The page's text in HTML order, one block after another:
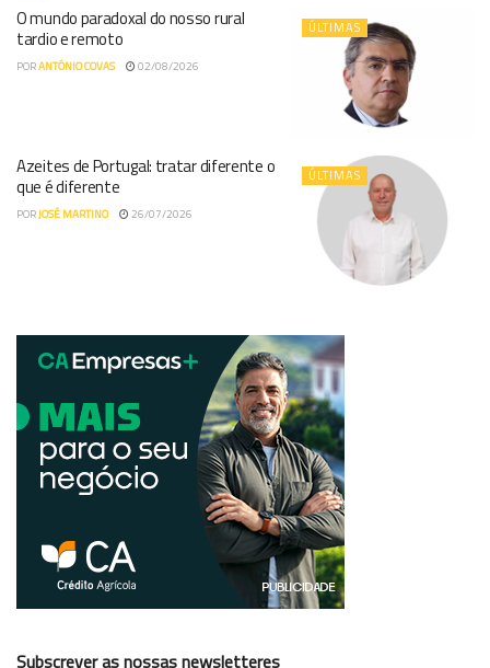
ÚLTIMAS
O mundo paradoxal do nosso rural
tardio e remoto
PORANTÓNIO COVAS 02/08/2026
ÚLTIMAS
Azeites de Portugal: tratar diferente o
que é diferente
PORJOSÉ MARTINO 26/07/2026
Subscrever as nossas newsletteres